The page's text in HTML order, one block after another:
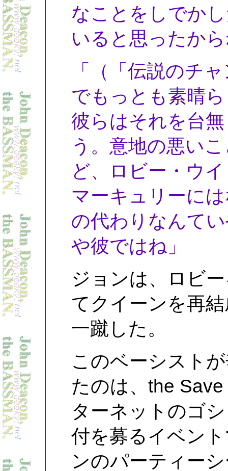
なことをしでか
いると思ったか
「（「伝説のチ
でもっとも素晴
彼らはそれを台
う。意地の悪い
ど、ロビー・ウ
マーキュリーに
の代わりなんて
や彼ではね」
ジョンは、ロビ
てクイーンを再
一蹴した。
このベーシスト
たのは、the
ターネットのゴ
付を募るイベン
ンのパーティー